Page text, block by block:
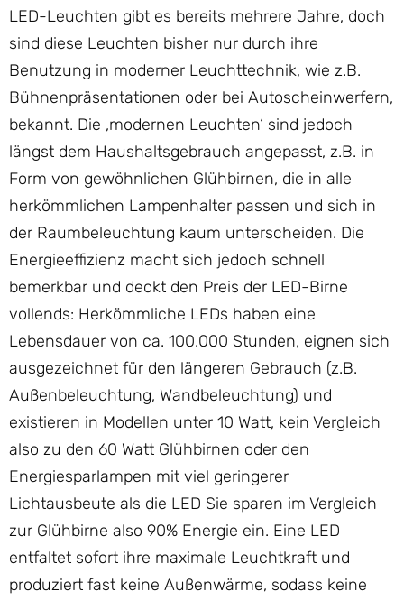
LED-Leuchten gibt es bereits mehrere Jahre, doch
sind diese Leuchten bisher nur durch ihre
Benutzung in moderner Leuchttechnik, wie z.B.
Bühnenpräsentationen oder bei Autoscheinwerfern,
bekannt. Die ‚modernen Leuchten‘ sind jedoch
längst dem Haushaltsgebrauch angepasst, z.B. in
Form von gewöhnlichen Glühbirnen, die in alle
herkömmlichen Lampenhalter passen und sich in
der Raumbeleuchtung kaum unterscheiden. Die
Energieeffizienz macht sich jedoch schnell
bemerkbar und deckt den Preis der LED-Birne
vollends: Herkömmliche LEDs haben eine
Lebensdauer von ca. 100.000 Stunden, eignen sich
ausgezeichnet für den längeren Gebrauch (z.B.
Außenbeleuchtung, Wandbeleuchtung) und
existieren in Modellen unter 10 Watt, kein Vergleich
also zu den 60 Watt Glühbirnen oder den
Energiesparlampen mit viel geringerer
Lichtausbeute als die LED Sie sparen im Vergleich
zur Glühbirne also 90% Energie ein. Eine LED
entfaltet sofort ihre maximale Leuchtkraft und
produziert fast keine Außenwärme, sodass keine